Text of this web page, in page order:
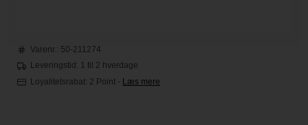
Varenr.: 50-211274
Leveringstid: 1 til 2 hverdage
Loyalitetsrabat: 2 Point - Læs mere